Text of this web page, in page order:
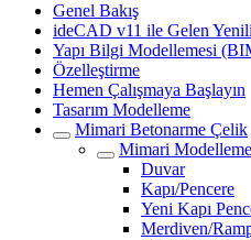
Genel Bakış
ideCAD v11 ile Gelen
Yapı Bilgi Modellemesi
Özelleştirme
Hemen Çalışmaya Başlayın
Tasarım Modelleme
Mimari Betonarme Çelik
Mimari Modelleme
Duvar
Kapı/Pencere
Yeni Kapı
Merdiven/